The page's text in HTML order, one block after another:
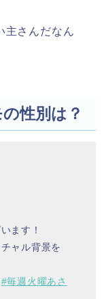
主さんだなん
性別は？
ます！
ャル背景を
#毎週火曜あさ